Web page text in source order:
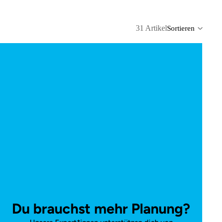
31 ArtikelSortieren
Du brauchst mehr Planung?